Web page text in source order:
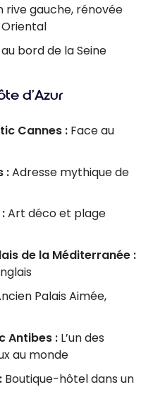
rive gauche, rénovée
bord de la Seine
d’Azur
Cannes : Face au
:Adresse mythique de
Art déco et plage
de la Méditerranée :
Palais Aimée,
Antibes : L’un des
au monde
Boutique-hôtel dans un